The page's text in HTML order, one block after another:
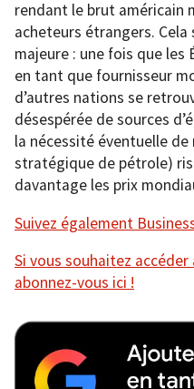
rendant le brut américain
acheteurs étrangers.
majeure : une fois que les
en tant que fournisseur
d’autres nations se
désespérée de sources
la nécessité éventuelle
stratégique de pétrole)
davantage les prix
Suivez également
Si vous souhaitez
abonnez-vous ici !